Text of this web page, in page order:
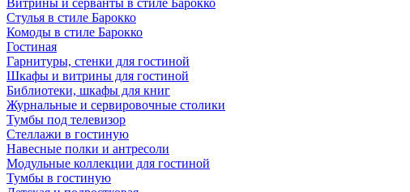
Витрины и серванты в стиле Барокко
Стулья в стиле Барокко
Комоды в стиле Барокко
Гостиная
Гарнитуры, стенки для гостиной
Шкафы и витрины для гостиной
Библиотеки, шкафы для книг
Журнальные и сервировочные столики
Тумбы под телевизор
Стеллажи в гостиную
Навесные полки и антресоли
Модульные коллекции для гостиной
Тумбы в гостиную